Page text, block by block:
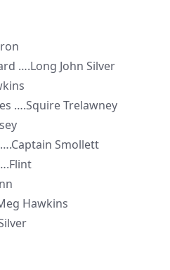
….Long John Silver
….Squire Trelawney
Smollett
Hawkins